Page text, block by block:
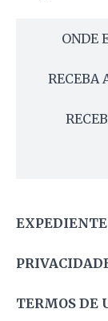
ONDE
RECEBA
EXPEDIENTE
TERMOS DE